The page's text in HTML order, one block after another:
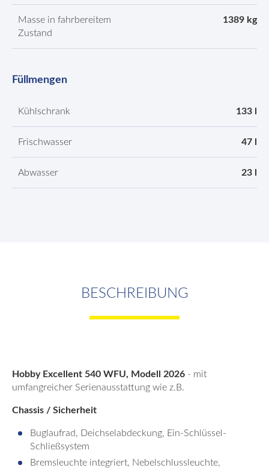
Masse in fahrbereitem
Zustand
1389 kg
Füllmengen
Kühlschrank 133 l
Frischwasser 47 l
Abwasser 23 l
BESCHREIBUNG
Hobby Excellent 540 WFU, Modell 2026 - mit
umfangreicher Serienausstattung wie z.B.
Chassis / Sicherheit
Buglaufrad, Deichselabdeckung, Ein-Schlüssel-
Schließsystem
Bremsleuchte integriert, Nebelschlussleuchte,